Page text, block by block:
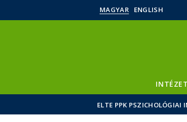
MAGYAR ENGLISH
INTÉZET
ELTE PPK PSZICHOLÓGIAI